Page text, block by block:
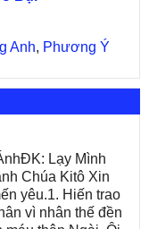
Anh, Phương Ý
Lạy Mình
Chúa Kitô Xin
yêu.1. Hiến trao
vì nhân thế đền